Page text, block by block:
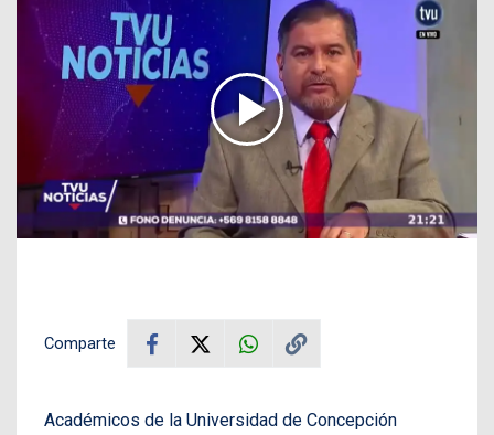
Comparte
Académicos de la Universidad de Concepción